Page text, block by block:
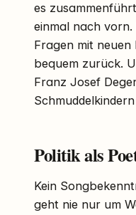
es
einmal nach vorn.
Fragen mit neuen
bequem zurück.
Franz Josef
Politik als
Kein
geht nie nur um